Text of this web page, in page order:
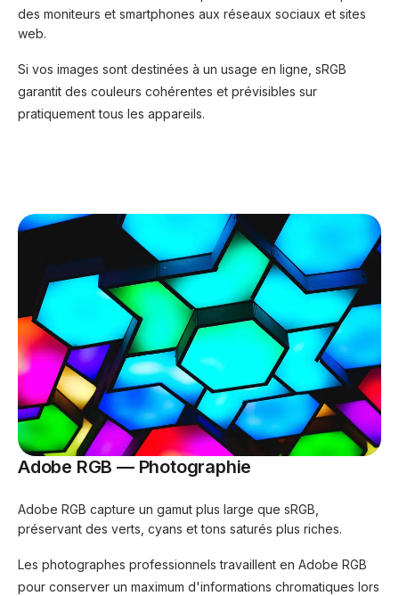
des moniteurs et smartphones aux réseaux sociaux et sites
web.
Si vos images sont destinées à un usage en ligne, sRGB
garantit des couleurs cohérentes et prévisibles sur
pratiquement tous les appareils.
Adobe RGB — Photographie
Adobe RGB capture un gamut plus large que sRGB,
préservant des verts, cyans et tons saturés plus riches.
Les photographes professionnels travaillent en Adobe RGB
pour conserver un maximum d'informations chromatiques lors